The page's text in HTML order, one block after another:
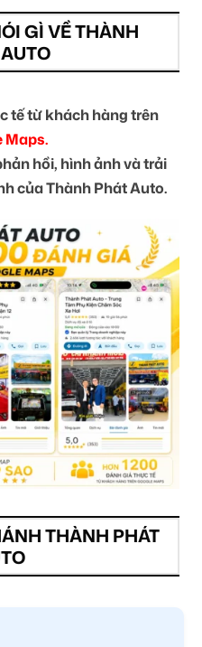
GÌ VỀ THÀNH
tế từ khách hàng trên
Maps.
hồi, hình ảnh và trải
của Thành Phát Auto.
THÀNH PHÁT